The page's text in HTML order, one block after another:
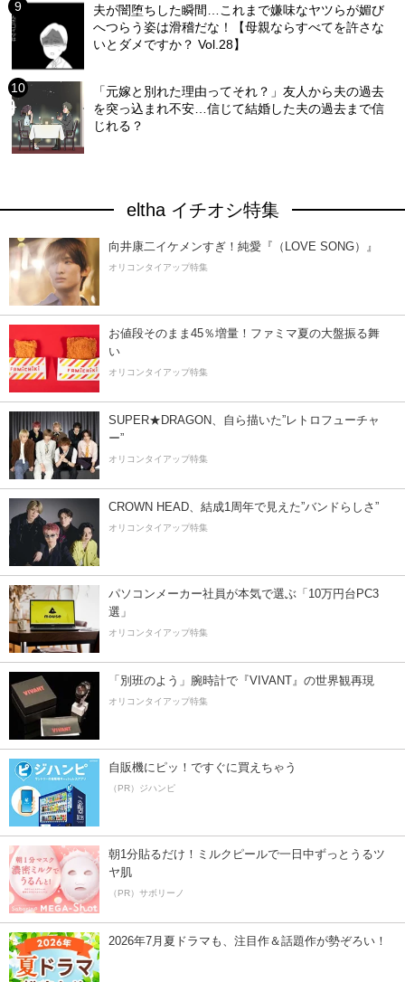
夫が闇堕ちした瞬間…これまで嫌味なヤツらが媚び
へつらう姿は滑稽だな！【母親ならすべてを許さな
いとダメですか？ Vol.28】
「元嫁と別れた理由ってそれ？」友人から夫の過去
を突っ込まれ不安…信じて結婚した夫の過去まで信
じれる？
eltha イチオシ特集
向井康二イケメンすぎ！純愛『（LOVE SONG）』
オリコンタイアップ特集
お値段そのまま45％増量！ファミマ夏の大盤振る舞
い
オリコンタイアップ特集
SUPER★DRAGON、自ら描いた”レトロフューチャ
ー”
オリコンタイアップ特集
CROWN HEAD、結成1周年で見えた”バンドらしさ”
オリコンタイアップ特集
パソコンメーカー社員が本気で選ぶ「10万円台PC3
選」
オリコンタイアップ特集
「別班のよう」腕時計で『VIVANT』の世界観再現
オリコンタイアップ特集
自販機にピッ！ですぐに買えちゃう
（PR）ジハンピ
朝1分貼るだけ！ミルクピールで一日中ずっとうるツ
ヤ肌
（PR）サボリーノ
2026年7月夏ドラマも、注目作＆話題作が勢ぞろい！